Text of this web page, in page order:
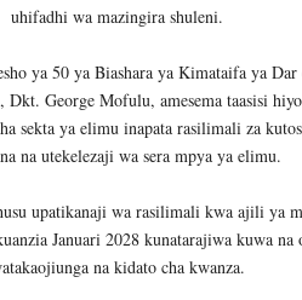
07 2026
Mwenza Kutoka Nje Ya Nchi
uhifadhi wa mazingira shuleni.
ya 50 ya Biashara ya Kimataifa ya Dar
George Mofulu, amesema taasisi
sekta ya elimu inapata rasilimali za
na utekelezaji wa sera mpya ya elimu.
upatikanaji wa rasilimali kwa ajili ya
Januari 2028 kunatarajiwa kuwa
na kidato cha kwanza.